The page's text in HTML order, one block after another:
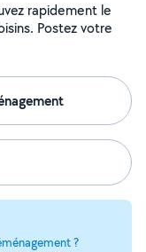
rapidement le
Postez votre
?